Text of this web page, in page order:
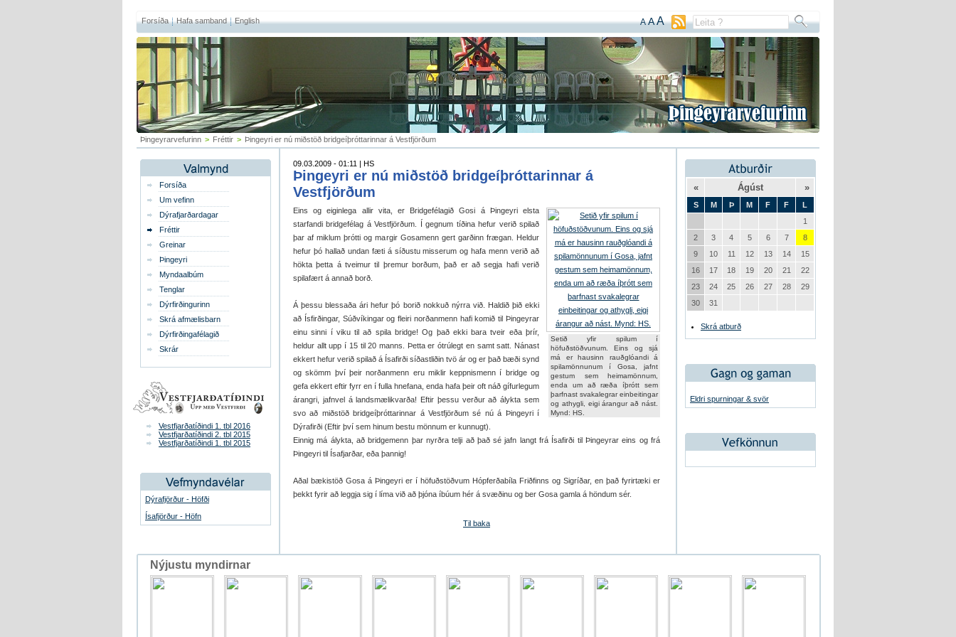
Forsíða Hafa samband English A AA
Þingeyrarvefurinn > Fréttir > Þingeyri er nú miðstöð bridgeíþróttarinnar á Vestfjörðum
Forsíða
Um vefinn
Dýrafjarðardagar
Fréttir
Greinar
Þingeyri
Myndaalbúm
Tenglar
Dýrfirðingurinn
Skrá afmælisbarn
Dýrfirðingafélagið
Skrár
Vestfjarðatíðindi 1. tbl 2016
Vestfjarðatíðindi 2. tbl 2015
Vestfjarðatíðindi 1. tbl 2015
Dýrafjörður - Höfði
Ísafjörður - Höfn
09.03.2009 - 01:11 | HS
Þingeyri er nú miðstöð bridgeíþróttarinnar á
Vestfjörðum
Setið yfir spilum í
höfuðstöðvunum. Eins og sjá
má er hausinn rauðglóandi á
spilamönnunum í Gosa, jafnt
gestum sem heimamönnum,
enda um að ræða íþrótt sem
þarfnast svakalegrar einbeitingar
og athygli, eigi árangur að nást.
Mynd: HS.
Eins og eiginlega allir vita, er Bridgefélagið Gosi á Þingeyri elsta
starfandi bridgefélag á Vestfjörðum. Í gegnum tíðina hefur verið spilað
þar af miklum þrótti og margir Gosamenn gert garðinn frægan. Heldur
hefur þó hallað undan fæti á síðustu misserum og hafa menn verið að
hökta þetta á tveimur til þremur borðum, það er að segja hafi verið
spilafært á annað borð.
Á þessu blessaða ári hefur þó borið nokkuð nýrra við. Haldið þið ekki
að Ísfirðingar, Súðvíkingar og fleiri norðanmenn hafi komið til Þingeyrar
einu sinni í viku til að spila bridge! Og það ekki bara tveir eða þrír,
heldur allt upp í 15 til 20 manns. Þetta er ótrúlegt en samt satt. Nánast
ekkert hefur verið spilað á Ísafirði síðastliðin tvö ár og er það bæði synd
og skömm því þeir norðanmenn eru miklir keppnismenn í bridge og
gefa ekkert eftir fyrr en í fulla hnefana, enda hafa þeir oft náð gífurlegum
árangri, jafnvel á landsmælikvarða! Eftir þessu verður að álykta sem
svo að miðstöð bridgeíþróttarinnar á Vestfjörðum sé nú á Þingeyri í
Dýrafirði (Eftir því sem hinum bestu mönnum er kunnugt).
Einnig má álykta, að bridgemenn þar nyrðra telji að það sé jafn langt frá Ísafirði til Þingeyrar eins og frá
Þingeyri til Ísafjarðar, eða þannig!
Aðal bækistöð Gosa á Þingeyri er í höfuðstöðvum Hópferðabíla Friðfinns og Sigríðar, en það fyrirtæki er
þekkt fyrir að leggja sig í líma við að þjóna íbúum hér á svæðinu og ber Gosa gamla á höndum sér.
Til baka
« Ágúst »
S M Þ M F F
L
1
2
3 4 5 6 7
8
9
10 11 12 13 14
15
16
17 18 19 20 21
22
23
24 25 26 27 28
29
30
31
Skrá atburð
Eldri spurningar & svör
Nýjustu myndirnar